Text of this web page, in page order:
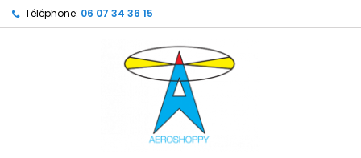
Téléphone: 06 07 34 36 15
My wishlists ×
Create new list
Créer une liste d'envies ×
Nom de la liste d'envies
Connexion ×
Vous devez être connecté pour ajouter des produits
Annuler